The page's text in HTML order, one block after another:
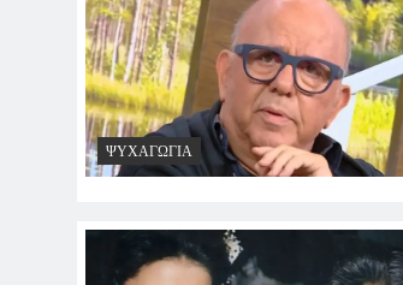
ΨΥΧΑΓΩΓΊΑ